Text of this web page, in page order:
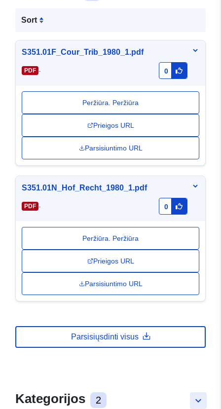
Sort
S351.01F_Cour_Trib_1980_1.pdf
PDF - 0
Peržiūra. Peržiūra
Prieigos URL
Parsisiuntimo URL
S351.01N_Hof_Recht_1980_1.pdf
PDF - 0
Peržiūra. Peržiūra
Prieigos URL
Parsisiuntimo URL
Parsisiųsdinti visus
keyboard_arrow_down
Kategorijos 2